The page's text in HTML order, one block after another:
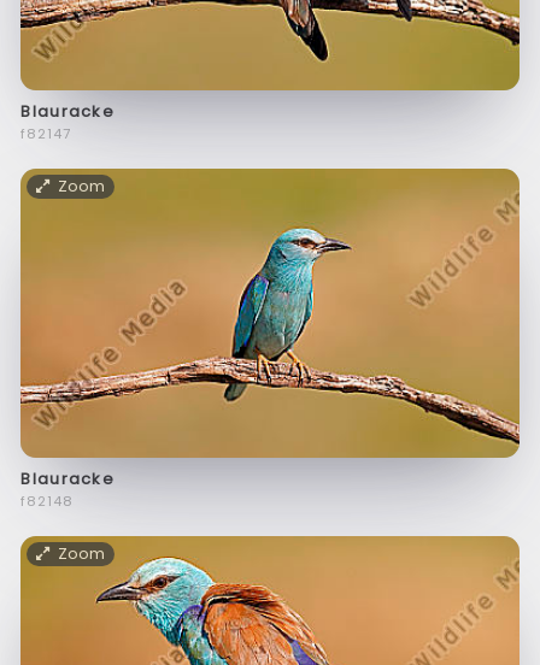
Blauracke
f82147
Zoom
Blauracke
f82148
Zoom